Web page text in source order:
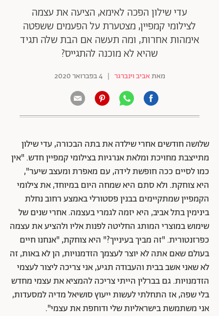
עדי שילון הפכה לאימא, הציעה את עצמה
לצילומי קמפיין, מצטערת על הפעמים ששפטה
אימהות אחרות, ומה תעשה אם הבת שלה תגיד
שהיא לא מוכנה להתגייס?
מאתאביב וינברגר | 4 בפברואר 2020
שלושה חודשים אחרי שילדה את בתה הבכורה, עדי שילון
מתייצבת מחויכת ומלאת אנרגיות בצילומי קמפיין חדש. "אין
כמו לסיים ככה חופשת לידה, עם מאפרת ומעצב שיער",
היא צוחקת. ולא סתם היא שמחה היום במיוחד, את צילומי
הקמפיין שמתקיימים בבנין פסטורלי באמצע רחוב נחלת
בינימין בתל אביב, היא יזמה לגמרי בעצמה. אחרי שנים של
שימוש במוצרי המותג החליטה לפנות אליו ולהציע את עצמה
כפרזנטורית. "זה מביך בעינייך?" היא צוחקת,"אנחנו חיים
בעולם שאם אתה לא יוצר לעצמך הזדמנויות, הן לא באות, זה
לא שאני אשב בבית והעבודה תגיע, אני צריכה ליצור לעצמי
הזדמנויות. גם בברלין הייתי צריכה להמציא את עצמי מחדש
בלי שפה, אז התחלתי לעשות ייעוץ סושיאל מדיה למסעדות,
אני משתמשת בישראליות שלי ודוחפת את עצמי".